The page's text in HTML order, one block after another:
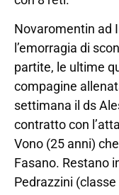
Novaromentin ad
l’emorragia di
partite, le ultime
compagine
settimana il ds
contratto con
Vono (25 anni)
Fasano. Restano
Pedrazzini